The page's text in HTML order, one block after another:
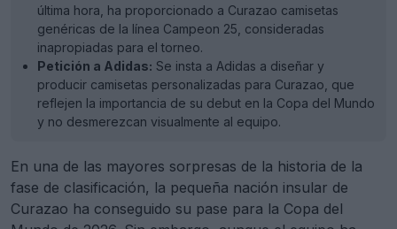
última hora, ha proporcionado a Curazao camisetas
genéricas de la línea Campeon 25, consideradas
inapropiadas para el torneo.
Petición a Adidas: Se insta a Adidas a diseñar y
producir camisetas personalizadas para Curazao, que
reflejen la importancia de su debut en la Copa del Mundo
y no desmerezcan visualmente al equipo.
En una de las mayores sorpresas de la historia de la
fase de clasificación, la pequeña nación insular de
Curazao ha conseguido su pase para la Copa del